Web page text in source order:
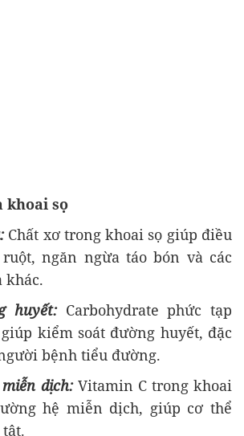
khoai sọ
Chất xơ trong khoai sọ giúp điều
ngăn ngừa táo bón và các
khác.
huyết: Carbohydrate phức tạp
kiểm soát đường huyết, đặc
bệnh tiểu đường.
dịch: Vitamin C trong khoai
hệ miễn dịch, giúp cơ thể